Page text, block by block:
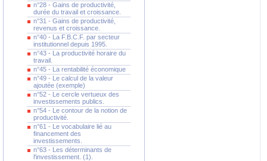
n°28 - Gains de productivité,
durée du travail et croissance.
n°31 - Gains de productivité,
revenus et croissance.
n°40 - La F.B.C.F. par secteur
institutionnel depuis 1995.
n°43 - La productivité horaire du
travail.
n°45 - La rentabilité économique
n°49 - Le calcul de la valeur
ajoutée (exemple)
n°52 - Le cercle vertueux des
investissements publics.
n°54 - Le contour de la notion de
productivité.
n°61 - Le vocabulaire lié au
financement des
investissements.
n°63 - Les déterminants de
l'investissement. (1).